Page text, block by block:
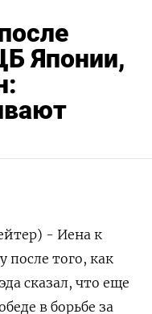
Японии,
- Иена к
после того, как
сказал, что еще
в борьбе за